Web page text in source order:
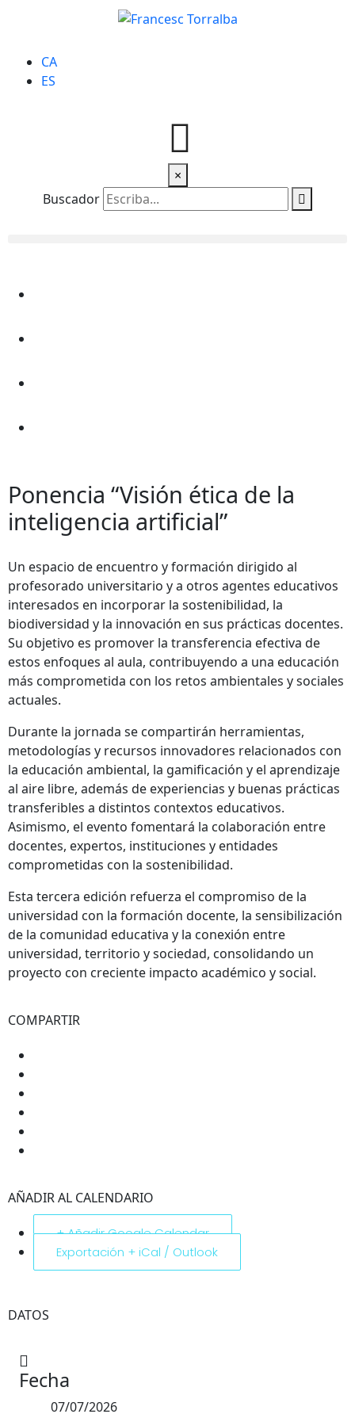
CA
ES
×
Buscador
Ponencia “Visión ética de la
inteligencia artificial”
Un espacio de encuentro y formación dirigido al
profesorado universitario y a otros agentes educativos
interesados en incorporar la sostenibilidad, la
biodiversidad y la innovación en sus prácticas docentes.
Su objetivo es promover la transferencia efectiva de
estos enfoques al aula, contribuyendo a una educación
más comprometida con los retos ambientales y sociales
actuales.
Durante la jornada se compartirán herramientas,
metodologías y recursos innovadores relacionados con
la educación ambiental, la gamificación y el aprendizaje
al aire libre, además de experiencias y buenas prácticas
transferibles a distintos contextos educativos.
Asimismo, el evento fomentará la colaboración entre
docentes, expertos, instituciones y entidades
comprometidas con la sostenibilidad.
Esta tercera edición refuerza el compromiso de la
universidad con la formación docente, la sensibilización
de la comunidad educativa y la conexión entre
universidad, territorio y sociedad, consolidando un
proyecto con creciente impacto académico y social.
COMPARTIR
AÑADIR AL CALENDARIO
+ Añadir Google Calendar
Exportación + iCal / Outlook
DATOS
Fecha
07/07/2026